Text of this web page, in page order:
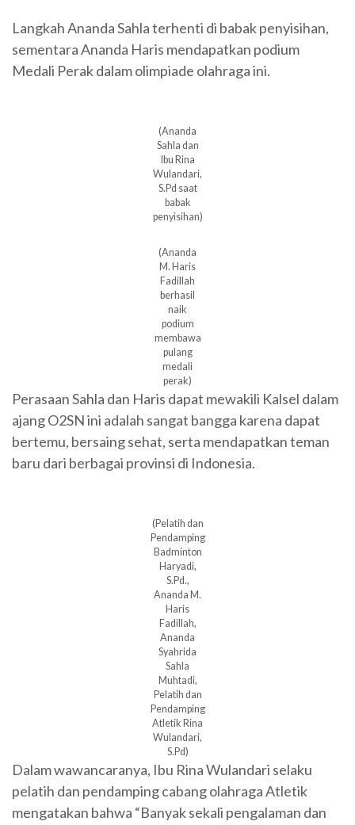
Langkah Ananda Sahla terhenti di babak penyisihan,
sementara Ananda Haris mendapatkan podium
Medali Perak dalam olimpiade olahraga ini.
(Ananda
Sahla dan
Ibu Rina
Wulandari,
S.Pd saat
babak
penyisihan)
(Ananda
M. Haris
Fadillah
berhasil
naik
podium
membawa
pulang
medali
perak)
Perasaan Sahla dan Haris dapat mewakili Kalsel dalam
ajang O2SN ini adalah sangat bangga karena dapat
bertemu, bersaing sehat, serta mendapatkan teman
baru dari berbagai provinsi di Indonesia.
(Pelatih dan
Pendamping
Badminton
Haryadi,
S.Pd.,
Ananda M.
Haris
Fadillah,
Ananda
Syahrida
Sahla
Muhtadi,
Pelatih dan
Pendamping
Atletik Rina
Wulandari,
S.Pd)
Dalam wawancaranya, Ibu Rina Wulandari selaku
pelatih dan pendamping cabang olahraga Atletik
mengatakan bahwa “Banyak sekali pengalaman dan